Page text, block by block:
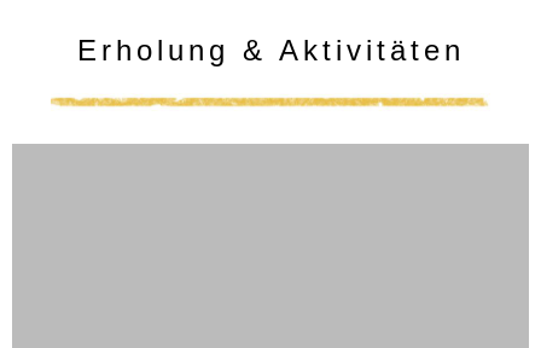
Erholung & Aktivitäten